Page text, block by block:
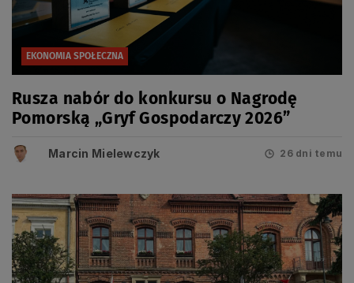
EKONOMIA SPOŁECZNA
Rusza nabór do konkursu o Nagrodę
Pomorską „Gryf Gospodarczy 2026”
Marcin Mielewczyk 26 dni temu